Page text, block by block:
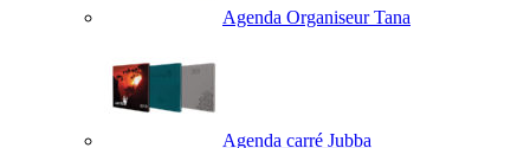
Agenda Organiseur Tana
Agenda carré Jubba